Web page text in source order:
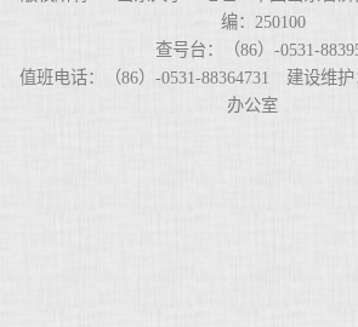
编：250100
查号台：（86）-0531-
值班电话：（86）-0531-88364731 建设维
办公室